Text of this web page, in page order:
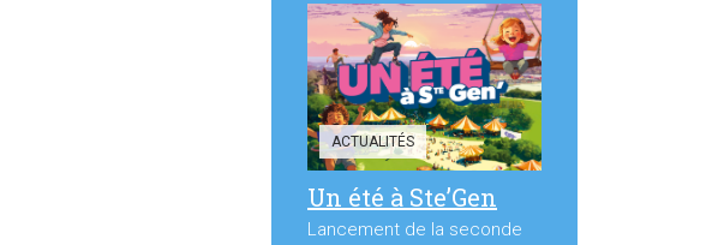
ACTUALITÉS
Un été à Ste’Gen
Lancement de la seconde